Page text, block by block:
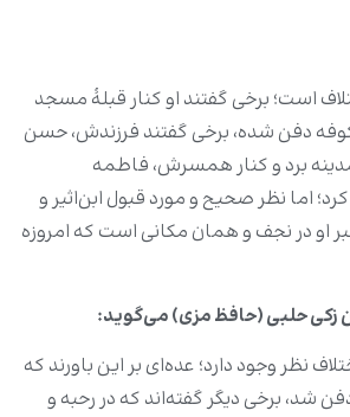
است؛ برخی گفتند او کنار قبلۀ مسجد
دفن شده، برخی گفتند فرزندش، حسن
مدینه برد و کنار همسرش، فاطمه
اما نظر صحیح و مورد قبول ابن‌اثیر و
او در نجف و همان مکانی است که امروزه
حلبی (حافظ مزی) می‌گوید:
نظر وجود دارد؛ عده‌ای بر این باورند که
شد، برخی دیگر گفته‌اند که در رحبه و